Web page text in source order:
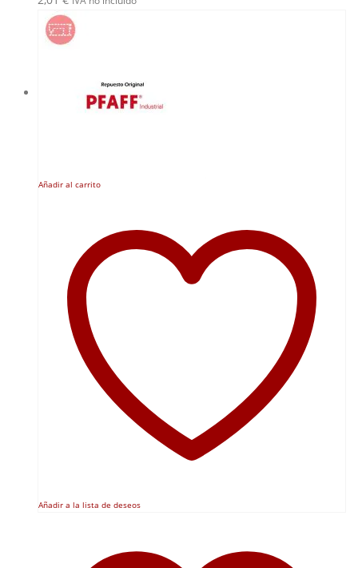
Añadir al carrito
Añadir a la lista de deseos